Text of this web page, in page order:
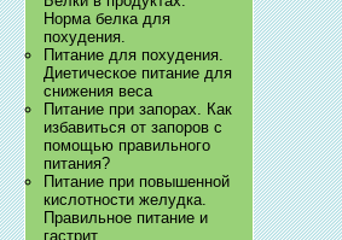
Норма белка для
похудения.
Питание для похудения.
Диетическое питание для
снижения веса
Питание при запорах. Как
избавиться от запоров с
помощью правильного
питания?
Питание при повышенной
кислотности желудка.
Правильное питание и
гастрит